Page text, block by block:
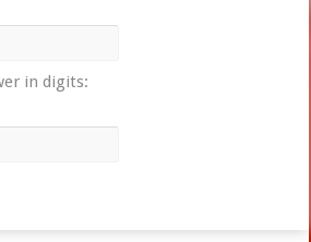
in digits: